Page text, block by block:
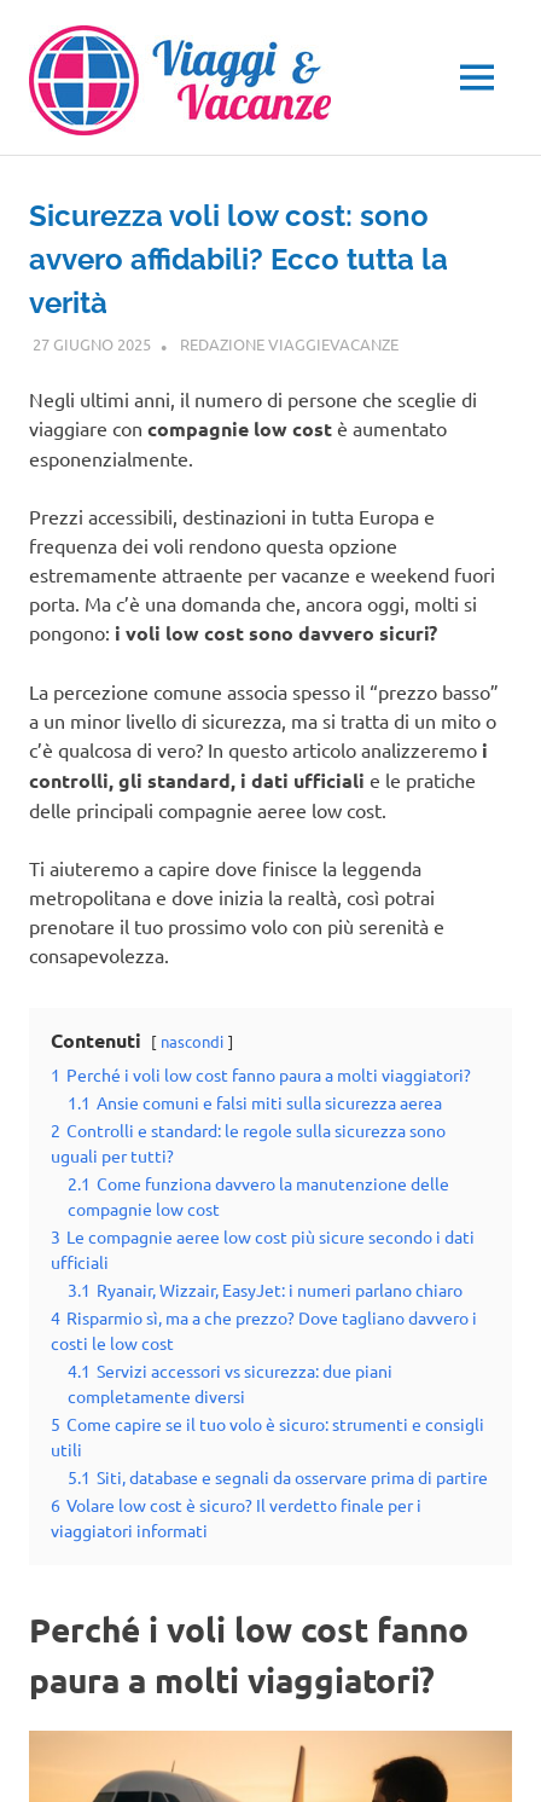
contenuto
MENU
Sicurezza voli low cost: sono
avvero affidabili? Ecco tutta la
verità
27 GIUGNO 2025 REDAZIONE VIAGGIEVACANZEGUIDE
Negli ultimi anni, il numero di persone che sceglie di
viaggiare con compagnie low cost è aumentato
esponenzialmente.
Prezzi accessibili, destinazioni in tutta Europa e
frequenza dei voli rendono questa opzione
estremamente attraente per vacanze e weekend fuori
porta. Ma c’è una domanda che, ancora oggi, molti si
pongono: i voli low cost sono davvero sicuri?
La percezione comune associa spesso il “prezzo basso”
a un minor livello di sicurezza, ma si tratta di un mito o
c’è qualcosa di vero? In questo articolo analizzeremo i
controlli, gli standard, i dati ufficiali e le pratiche
delle principali compagnie aeree low cost.
Ti aiuteremo a capire dove finisce la leggenda
metropolitana e dove inizia la realtà, così potrai
prenotare il tuo prossimo volo con più serenità e
consapevolezza.
Contenuti nascondi
1 Perché i voli low cost fanno paura a molti viaggiatori?
1.1 Ansie comuni e falsi miti sulla sicurezza aerea
2 Controlli e standard: le regole sulla sicurezza sono
uguali per tutti?
2.1 Come funziona davvero la manutenzione delle
compagnie low cost
3 Le compagnie aeree low cost più sicure secondo i dati
ufficiali
3.1 Ryanair, Wizzair, EasyJet: i numeri parlano chiaro
4 Risparmio sì, ma a che prezzo? Dove tagliano davvero i
costi le low cost
4.1 Servizi accessori vs sicurezza: due piani
completamente diversi
5 Come capire se il tuo volo è sicuro: strumenti e consigli
utili
5.1 Siti, database e segnali da osservare prima di partire
6 Volare low cost è sicuro? Il verdetto finale per i
viaggiatori informati
Perché i voli low cost fanno
paura a molti viaggiatori?